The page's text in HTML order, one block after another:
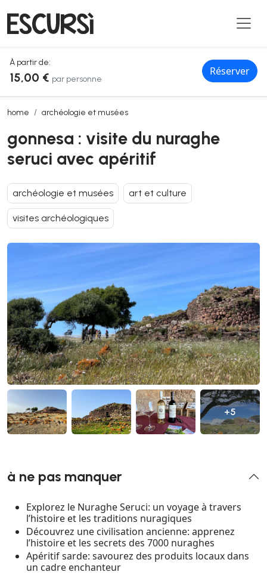
À partir de:
15,00 € par personne
Réserver
home archéologie et musées
gonnesa : visite du nuraghe seruci avec apéritif
gonnesa : visite du nuraghe
seruci avec apéritif
archéologie et musées art et culture
visites archéologiques
+5
à ne pas manquer
Explorez le Nuraghe Seruci: un voyage à travers
l’histoire et les traditions nuragiques
Découvrez une civilisation ancienne: apprenez
l’histoire et les secrets des 7000 nuraghes
Apéritif sarde: savourez des produits locaux dans
un cadre enchanteur